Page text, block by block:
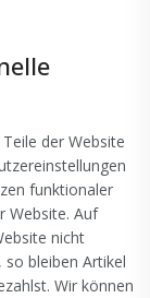
der Website
funktionaler
Website. Auf
nicht
bleiben Artikel
Wir können